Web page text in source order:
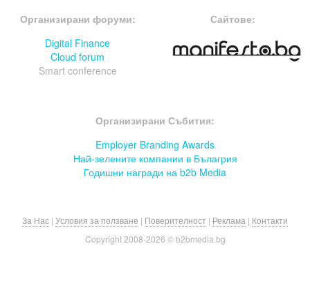
Организирани форуми:
Digital Finance
Cloud forum
Smart conference
Сайтове:
Организирани Събития:
Employer Branding Awards
Най-зелените компании в Бълагрия
Годишни награди на b2b Media
За Нас | Условия за ползване | Поверителност | Реклама | Контакти
Copyright 2008-2026 © b2bmedia.bg